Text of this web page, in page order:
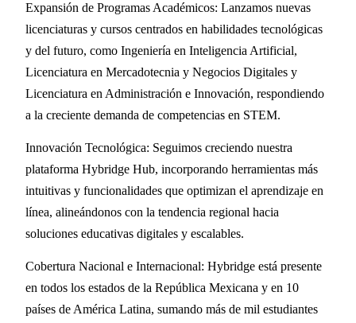
Expansión de Programas Académicos: Lanzamos nuevas
licenciaturas y cursos centrados en habilidades tecnológicas
y del futuro, como Ingeniería en Inteligencia Artificial,
Licenciatura en Mercadotecnia y Negocios Digitales y
Licenciatura en Administración e Innovación, respondiendo
a la creciente demanda de competencias en STEM.
Innovación Tecnológica: Seguimos creciendo nuestra
plataforma Hybridge Hub, incorporando herramientas más
intuitivas y funcionalidades que optimizan el aprendizaje en
línea, alineándonos con la tendencia regional hacia
soluciones educativas digitales y escalables.
Cobertura Nacional e Internacional: Hybridge está presente
en todos los estados de la República Mexicana y en 10
países de América Latina, sumando más de mil estudiantes